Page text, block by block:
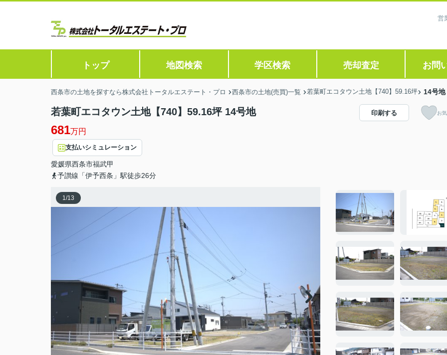
営
トップ 地図検索 学区検索 売却査定 お問
西条市の土地を探すなら株式会社トータルエステート・プロ 西条市の土地(売買)一覧 若葉町エコタウン土地【740】59.16坪 14号地
若葉町エコタウン土地【740】59.16坪 14号地
681万円
支払いシミュレーション
愛媛県西条市福武甲
予讃線「伊予西条」駅徒歩26分
印刷する お
1/13